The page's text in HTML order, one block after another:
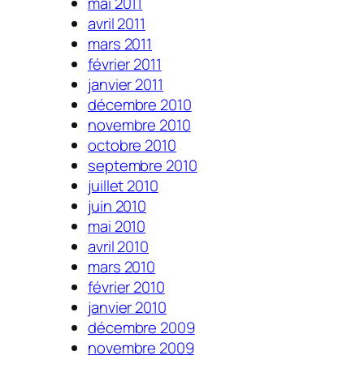
avril 2011
mars 2011
février 2011
janvier 2011
décembre 2010
novembre 2010
octobre 2010
septembre 2010
juillet 2010
juin 2010
mai 2010
avril 2010
mars 2010
février 2010
janvier 2010
décembre 2009
novembre 2009